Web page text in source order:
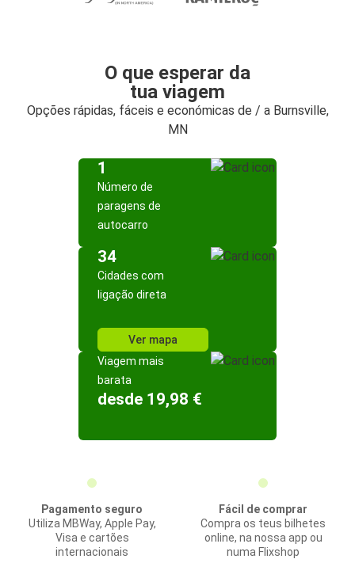
O que esperar da
tua viagem
Opções rápidas, fáceis e económicas de / a Burnsville,
MN
1
Número de
paragens de
autocarro
34
Cidades com
ligação direta
Ver mapa
Viagem mais
barata
desde 19,98 €
Pagamento seguro
Utiliza MBWay, Apple Pay,
Visa e cartões
internacionais
Fácil de comprar
Compra os teus bilhetes
online, na nossa app ou
numa Flixshop